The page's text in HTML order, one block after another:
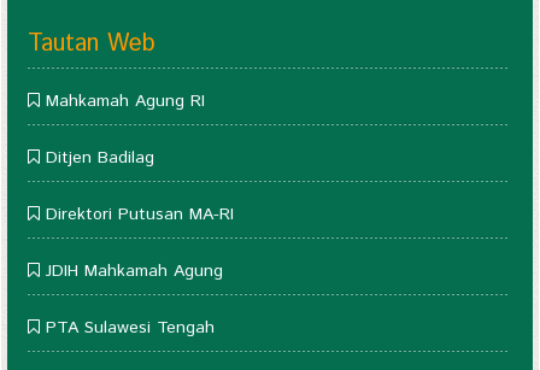
Tautan Web
Mahkamah Agung RI
Ditjen Badilag
Direktori Putusan MA-RI
JDIH Mahkamah Agung
PTA Sulawesi Tengah